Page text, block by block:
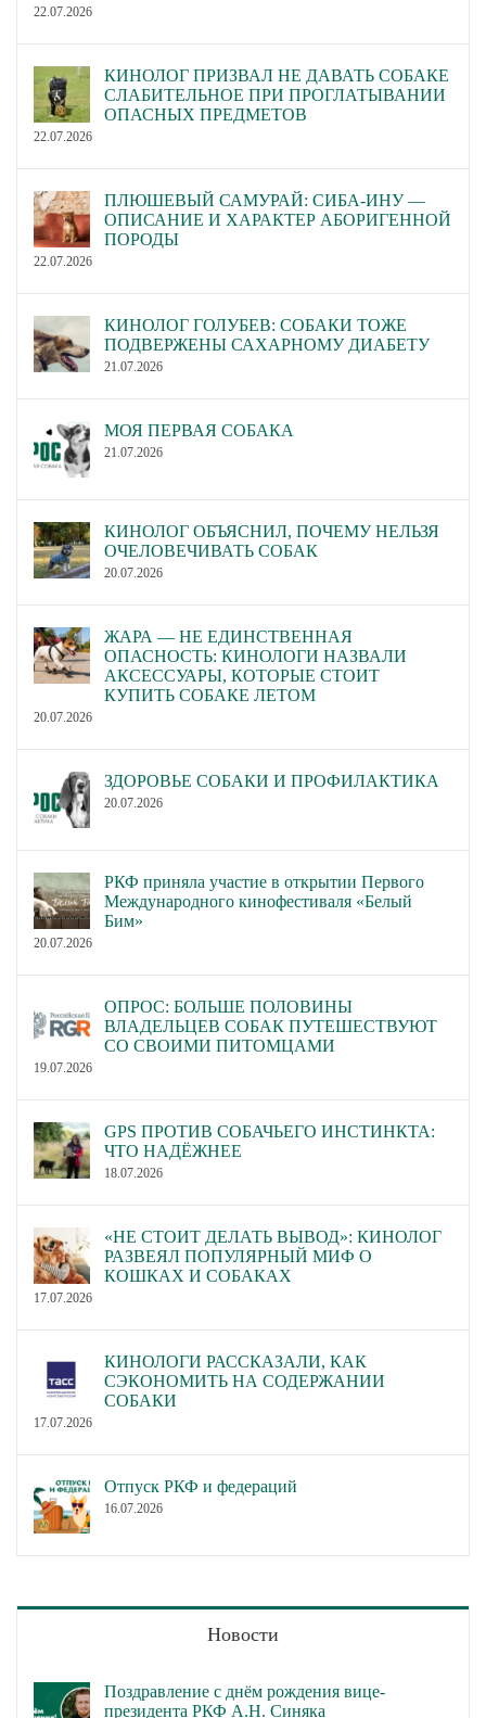
22.07.2026
КИНОЛОГ ПРИЗВАЛ НЕ ДАВАТЬ СОБАКЕ
СЛАБИТЕЛЬНОЕ ПРИ ПРОГЛАТЫВАНИИ
ОПАСНЫХ ПРЕДМЕТОВ
22.07.2026
ПЛЮШЕВЫЙ САМУРАЙ: СИБА-ИНУ —
ОПИСАНИЕ И ХАРАКТЕР АБОРИГЕННОЙ
ПОРОДЫ
22.07.2026
КИНОЛОГ ГОЛУБЕВ: СОБАКИ ТОЖЕ
ПОДВЕРЖЕНЫ САХАРНОМУ ДИАБЕТУ
21.07.2026
МОЯ ПЕРВАЯ СОБАКА
21.07.2026
КИНОЛОГ ОБЪЯСНИЛ, ПОЧЕМУ НЕЛЬЗЯ
ОЧЕЛОВЕЧИВАТЬ СОБАК
20.07.2026
ЖАРА — НЕ ЕДИНСТВЕННАЯ
ОПАСНОСТЬ: КИНОЛОГИ НАЗВАЛИ
АКСЕССУАРЫ, КОТОРЫЕ СТОИТ
КУПИТЬ СОБАКЕ ЛЕТОМ
20.07.2026
ЗДОРОВЬЕ СОБАКИ И ПРОФИЛАКТИКА
20.07.2026
РКФ приняла участие в открытии Первого
Международного кинофестиваля «Белый
Бим»
20.07.2026
ОПРОС: БОЛЬШЕ ПОЛОВИНЫ
ВЛАДЕЛЬЦЕВ СОБАК ПУТЕШЕСТВУЮТ
СО СВОИМИ ПИТОМЦАМИ
19.07.2026
GPS ПРОТИВ СОБАЧЬЕГО ИНСТИНКТА:
ЧТО НАДЁЖНЕЕ
18.07.2026
«НЕ СТОИТ ДЕЛАТЬ ВЫВОД»: КИНОЛОГ
РАЗВЕЯЛ ПОПУЛЯРНЫЙ МИФ О
КОШКАХ И СОБАКАХ
17.07.2026
КИНОЛОГИ РАССКАЗАЛИ, КАК
СЭКОНОМИТЬ НА СОДЕРЖАНИИ
СОБАКИ
17.07.2026
Отпуск РКФ и федераций
16.07.2026
Новости
Поздравление с днём рождения вице-
президента РКФ А.Н. Синяка